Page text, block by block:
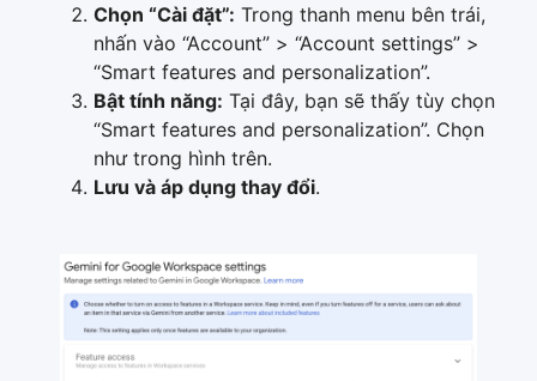
Chọn “Cài đặt”: Trong thanh menu bên trái,
nhấn vào “Account” > “Account settings” >
“Smart features and personalization”.
Bật tính năng: Tại đây, bạn sẽ thấy tùy chọn
“Smart features and personalization”. Chọn
như trong hình trên.
Lưu và áp dụng thay đổi.